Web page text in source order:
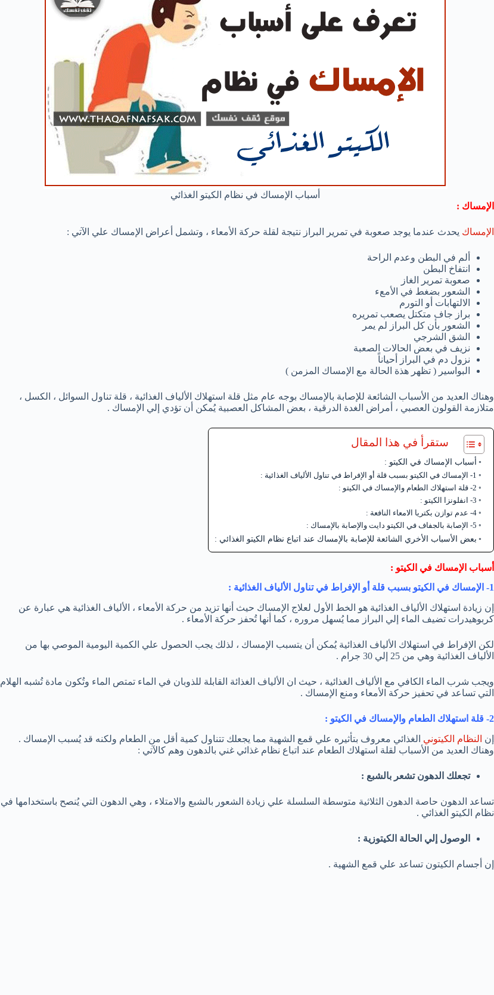
أسباب الإمساك في نظام الكيتو الغذائي
الإمساك :
الإمساك يحدث عندما يوجد صعوبة في تمرير البراز نتيجة لقلة حركة الأمعاء ، وتشمل أعراض الإمساك علي الآتي :
ألم في البطن وعدم الراحة
انتفاخ البطن
صعوبة تمرير الغاز
الشعور بضغط في الأمعء
الالتهابات أو التورم
براز جاف متكتل يصعب تمريره
الشعور بأن كل البراز لم يمر
الشق الشرجي
نزيف في بعض الحالات الصعبة
نزول دم في البراز أحياناً
البواسير ( تظهر هذة الحالة مع الإمساك المزمن )
وهناك العديد من الأسباب الشائعة للإصابة بالإمساك بوجه عام مثل قلة استهلاك الألياف الغذائية ، قلة تناول السوائل ، الكسل ،
متلازمة القولون العصبي ، أمراض الغدة الدرقية ، بعض المشاكل العصبية يُمكن أن تؤدي إلي الإمساك .
ستقرأ في هذا المقال
أسباب الإمساك في الكيتو :
1- الإمساك في الكيتو بسبب قلة أو الإفراط في تناول الألياف الغذائية :
2- قلة استهلاك الطعام والإمساك في الكيتو :
3- انفلونزا الكيتو :
4- عدم توازن بكتريا الامعاء النافعة :
5- الإصابة بالجفاف في الكيتو دايت والإصابة بالإمساك :
بعض الأسباب الأخري الشائعة للإصابة بالإمساك عند اتباع نظام الكيتو الغذائي :
أسباب الإمساك في الكيتو :
1- الإمساك في الكيتو بسبب قلة أو الإفراط في تناول الألياف الغذائية :
إن زيادة استهلاك الألياف الغذائية هو الخط الأول لعلاج الإمساك حيث أنها تزيد من حركة الأمعاء ، الألياف الغذائية هي عبارة عن
كربوهيدرات تضيف الماء إلي البراز مما يُسهل مروره ، كما أنها تُحفز حركة الأمعاء .
لكن الإفراط في استهلاك الألياف الغذائية يُمكن أن يتسبب الإمساك ، لذلك يجب الحصول علي الكمية اليومية الموصي بها من
الألياف الغذائية وهي من 25 إلي 30 جرام .
ويجب شرب الماء الكافي مع الألياف الغذائية ، حيث ان الألياف الغذائة القابلة للذوبان في الماء تمتص الماء وتُكون مادة تُشبه الهلام
التي تساعد في تحفيز حركة الأمعاء ومنع الإمساك .
2- قلة استهلاك الطعام والإمساك في الكيتو :
إن النظام الكيتوني الغذائي معروف بتأثيره علي قمع الشهية مما يجعلك تتناول كمية أقل من الطعام ولكنه قد يُسبب الإمساك .
وهناك العديد من الأسباب لقلة استهلاك الطعام عند اتباع نظام غذائي غني بالدهون وهم كالآتي :
تجعلك الدهون تشعر بالشبع :
تساعد الدهون حاصة الدهون الثلاثية متوسطة السلسلة علي زيادة الشعور بالشبع والامتلاء ، وهي الدهون التي يُنصح باستخدامها في
نظام الكيتو الغذائي .
الوصول إلي الحالة الكيتوزية :
إن أجسام الكيتون تساعد علي قمع الشهية .